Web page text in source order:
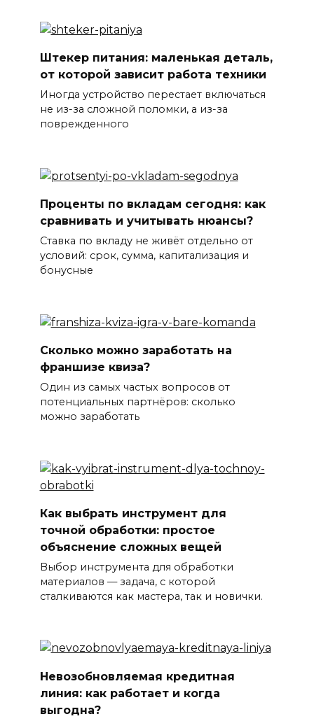
Штекер питания: маленькая деталь,
от которой зависит работа техники
Иногда устройство перестает включаться
не из-за сложной поломки, а из-за
поврежденного
Проценты по вкладам сегодня: как
сравнивать и учитывать нюансы?
Ставка по вкладу не живёт отдельно от
условий: срок, сумма, капитализация и
бонусные
Сколько можно заработать на
франшизе квиза?
Один из самых частых вопросов от
потенциальных партнёров: сколько
можно заработать
Как выбрать инструмент для
точной обработки: простое
объяснение сложных вещей
Выбор инструмента для обработки
материалов — задача, с которой
сталкиваются как мастера, так и новички.
Невозобновляемая кредитная
линия: как работает и когда
выгодна?